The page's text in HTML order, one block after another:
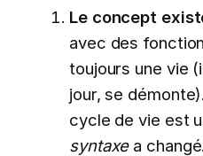
Le concept
avec des
toujours une vie
jour, se
cycle de vie est
syntaxea changé.